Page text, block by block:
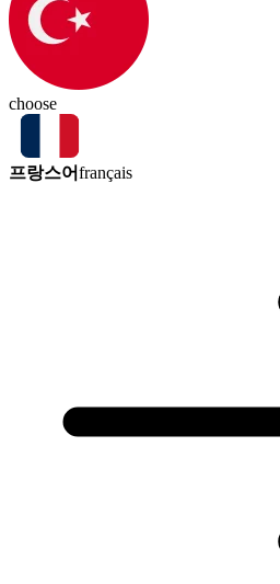
choose
프랑스어français